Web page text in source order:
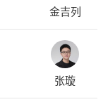
金吉列
张璇